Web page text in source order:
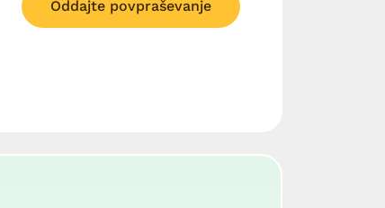
Oddajte povpraševanje